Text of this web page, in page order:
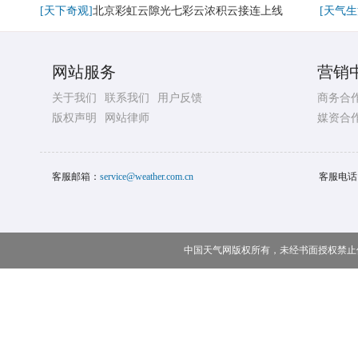
[天下奇观]北京彩虹云隙光七彩云浓积云接连上线 [天气
网站服务
关于我们 联系我们
用户反馈
版权声明
网站律师
营销
商务合
媒资合
客服邮箱： service@weather.com.cn 客服电
中国天气网版权所有，未经书面授权